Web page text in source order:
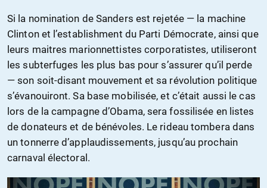
Si la nomination de Sanders est rejetée — la machine
Clinton et l’establishment du Parti Démocrate, ainsi que
leurs maitres marionnettistes corporatistes, utiliseront
les subterfuges les plus bas pour s’assurer qu’il perde
— son soit-disant mouvement et sa révolution politique
s’évanouiront. Sa base mobilisée, et c’était aussi le cas
lors de la campagne d’Obama, sera fossilisée en listes
de donateurs et de bénévoles. Le rideau tombera dans
un tonnerre d’applaudissements, jusqu’au prochain
carnaval électoral.